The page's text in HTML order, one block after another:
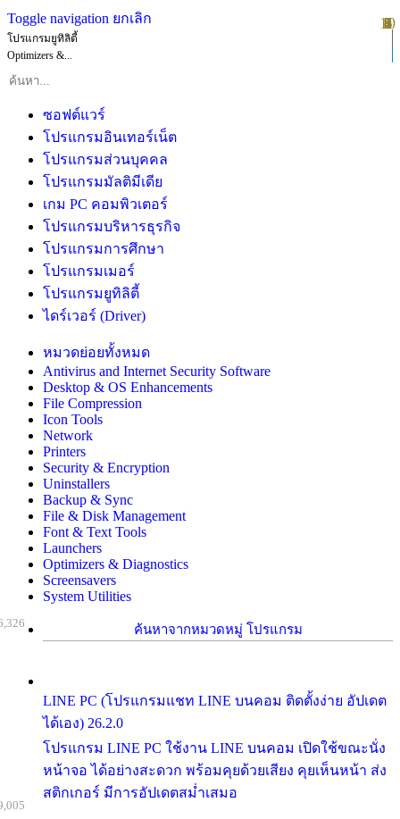
Toggle navigation ยกเลิก
โปรแกรมยูทิลิตี้
Optimizers &...
ซอฟต์แวร์
โปรแกรมอินเทอร์เน็ต
โปรแกรมส่วนบุคคล
โปรแกรมมัลติมีเดีย
เกม PC คอมพิวเตอร์
โปรแกรมบริหารธุรกิจ
โปรแกรมการศึกษา
โปรแกรมเมอร์
โปรแกรมยูทิลิตี้
ไดร์เวอร์ (Driver)
หมวดย่อยทั้งหมด
Antivirus and Internet Security Software
Desktop & OS Enhancements
File Compression
Icon Tools
Network
Printers
Security & Encryption
Uninstallers
Backup & Sync
File & Disk Management
Font & Text Tools
Launchers
Optimizers & Diagnostics
Screensavers
System Utilities
ค้นหาจากหมวดหมู่ โปรแกรม
LINE PC (โปรแกรมแชท LINE บนคอม ติดตั้งง่าย อัปเดต
ได้เอง) 26.2.0
โปรแกรม LINE PC ใช้งาน LINE บนคอม เปิดใช้ขณะนั่ง
หน้าจอ ได้อย่างสะดวก พร้อมคุยด้วยเสียง คุยเห็นหน้า ส่ง
สติกเกอร์ มีการอัปเดตสม่ำเสมอ
1
2
3
4
5
6
7
8
9
10